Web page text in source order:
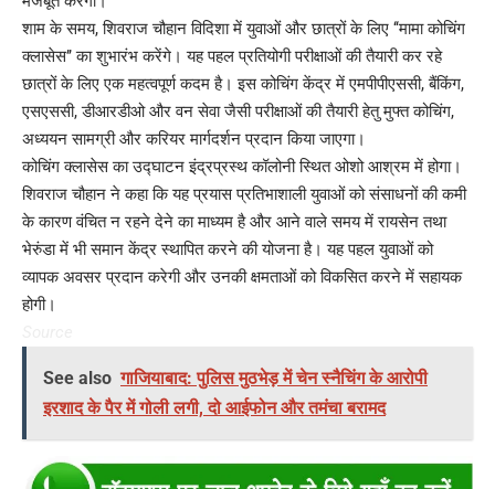
शाम के समय, शिवराज चौहान विदिशा में युवाओं और छात्रों के लिए ‘‘मामा कोचिंग
क्लासेस’’ का शुभारंभ करेंगे। यह पहल प्रतियोगी परीक्षाओं की तैयारी कर रहे
छात्रों के लिए एक महत्वपूर्ण कदम है। इस कोचिंग केंद्र में एमपीपीएससी, बैंकिंग,
एसएससी, डीआरडीओ और वन सेवा जैसी परीक्षाओं की तैयारी हेतु मुफ्त कोचिंग,
अध्ययन सामग्री और करियर मार्गदर्शन प्रदान किया जाएगा।
कोचिंग क्लासेस का उद्घाटन इंद्रप्रस्थ कॉलोनी स्थित ओशो आश्रम में होगा।
शिवराज चौहान ने कहा कि यह प्रयास प्रतिभाशाली युवाओं को संसाधनों की कमी
के कारण वंचित न रहने देने का माध्यम है और आने वाले समय में रायसेन तथा
भेरुंडा में भी समान केंद्र स्थापित करने की योजना है। यह पहल युवाओं को
व्यापक अवसर प्रदान करेगी और उनकी क्षमताओं को विकसित करने में सहायक
होगी।
See also गाजियाबाद: पुलिस मुठभेड़ में चेन स्नैचिंग के आरोपी
इरशाद के पैर में गोली लगी, दो आईफोन और तमंचा बरामद